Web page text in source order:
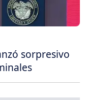
sorpresivo